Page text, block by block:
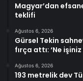
Magyar’dan
teklifi
Ağustos 6, 2026
Gürsel Tekin
fırça attı: ‘Ne
Ağustos 6, 2026
193 metrelik dev